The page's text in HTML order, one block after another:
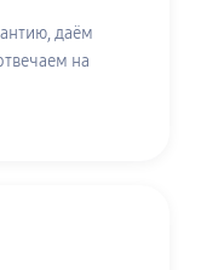
даём
на